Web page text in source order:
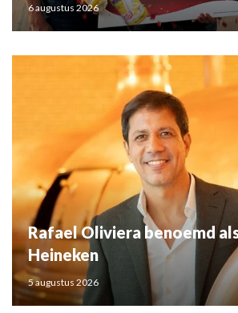
6 augustus 2026
Rafael Oliviera benoemd
Heineken
5 augustus 2026